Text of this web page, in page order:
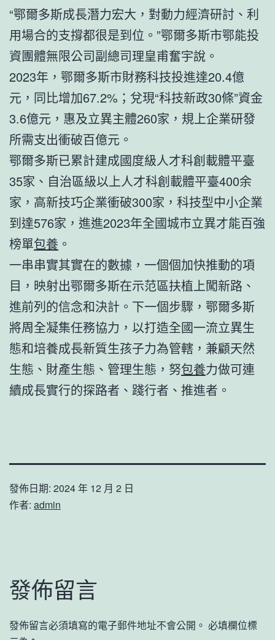
“鄂爾多斯成長潛力宏大，對動力經濟研討、利
用場合的支撐都很是到位。”鄂爾多斯市鄂能投
資團體無限公司副總司理皇甫奮宇說。
2023年，鄂爾多斯市財務科技投進達20.4億
元，同比增加67.2%；兌現“科技新政30條”資金
3.6億元，惠及立異主體260家，規上企業研發
所需支出衝破百億元。
鄂爾多斯已累計建成國度級人才科創載體平臺
35家、自治區級以上人才科創載體平臺400余
家，高新技巧企業衝破300家，科技型中小企業
到達576家，進進2023年全國城市立異才能百強
榜單包養 。
一串串實其實在的數據，一個個加快推動的項
目，映射出鄂爾多斯在示范區扶植上闖新路、
進前列的信念和決計。下一個步驟，鄂爾多斯
將周全凝集任務協力，以打造全國一流立異生
態和培養成長新質生孩子力為管轄，兼顧天然
生態、財產生態、管理生態，努包養力做可連
續成長實行的探路者、踐行者、推進者。
發佈日期: 2024 年 12 月 2 日
作者: admin
發佈留言
發佈留言必須填寫的電子郵件地址不會公開。 必填欄位標